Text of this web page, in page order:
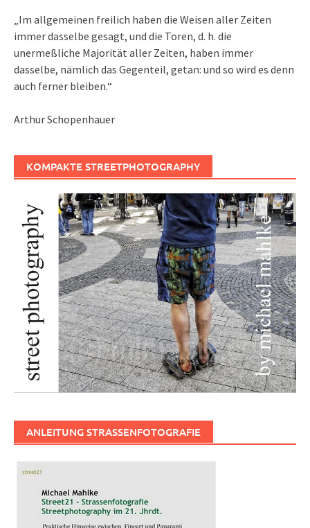
„Im allgemeinen freilich haben die Weisen aller Zeiten
immer dasselbe gesagt, und die Toren, d. h. die
unermeßliche Majorität aller Zeiten, haben immer
dasselbe, nämlich das Gegenteil, getan: und so wird es denn
auch ferner bleiben.“
Arthur Schopenhauer
KOMPAKTE STREETPHOTOGRAPHY
ANLEITUNG STRASSENFOTOGRAFIE